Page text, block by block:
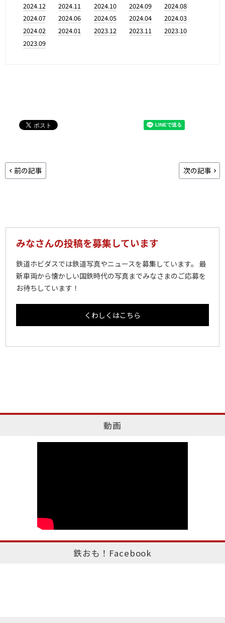
2024.12
2024.11 2024.10 2024.09
2024.08
2024.07
2024.06 2024.05 2024.04
2024.03
2024.02
2024.01 2023.12 2023.11
2023.10
2023.09
前の記事 次の記事
みなさんの投稿を募集しています
鉄道ホビダスでは鉄道写真やニュースを募集しています。 最
新車両から懐かしい国鉄時代の写真までみなさまのご応募を
お待ちしています！
くわしくはこちら
動画
鉄おも！Facebook